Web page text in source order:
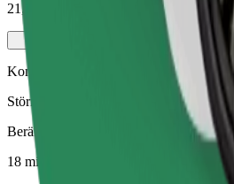
21,30 €
Komfort
Större bilar med mer plats för benen och
Beräknad restid
18 min